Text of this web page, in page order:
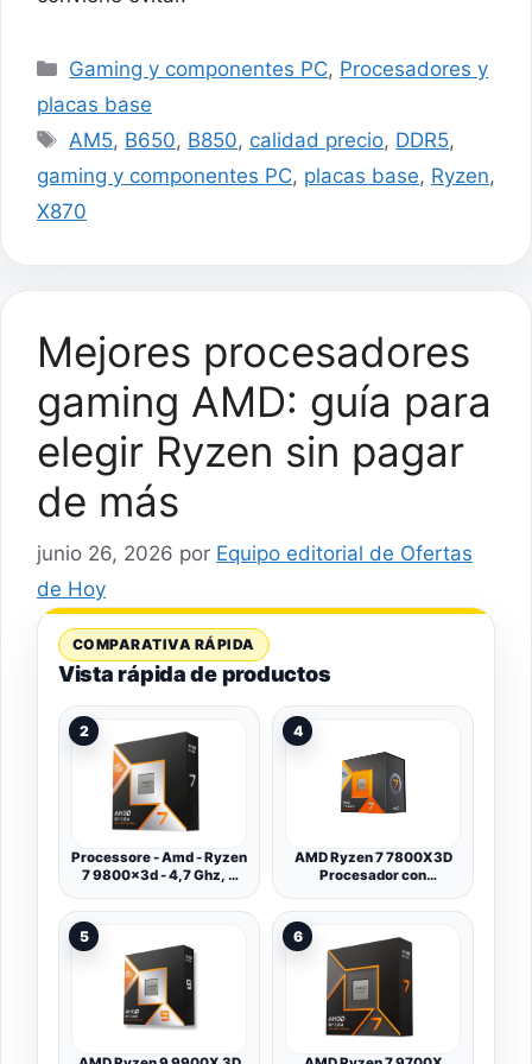
Categorías
Gaming y componentes PC, Procesadores y
placas base
Etiquetas
AM5, B650, B850, calidad precio, DDR5,
gaming y componentes PC, placas base, Ryzen,
X870
Mejores procesadores
gaming AMD: guía para
elegir Ryzen sin pagar
de más
junio 26, 2026 por Equipo editorial de Ofertas
de Hoy
COMPARATIVA RÁPIDA
Vista rápida de productos
2
Processore - Amd - Ryzen
7 9800x3d - 4,7 Ghz, 8
Am5
4
AMD Ryzen 7 7800X3D
Procesador con
(tarjeta gráfica Radeon
integrada, 8 núcleos/16
threads,120W
TDP,Socket AM5, 104MB
Caché, Reloj de aumento
máx. hasta 5.0 GHz, sin
ventilador)
5 6